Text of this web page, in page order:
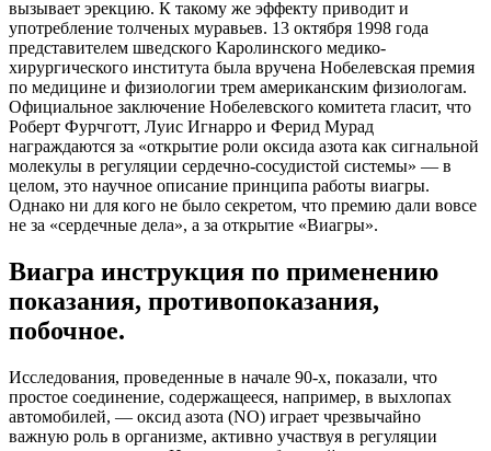
вызывает эрекцию. К такому же эффекту приводит и
употребление толченых муравьев. 13 октября 1998 года
представителем шведского Каролинского медико-
хирургического института была вручена Нобелевская премия
по медицине и физиологии трем американским физиологам.
Официальное заключение Нобелевского комитета гласит, что
Роберт Фурчготт, Луис Игнарро и Ферид Мурад
награждаются за «открытие роли оксида азота как сигнальной
молекулы в регуляции сердечно-сосудистой системы» — в
целом, это научное описание принципа работы виагры.
Однако ни для кого не было секретом, что премию дали вовсе
не за «сердечные дела», а за открытие «Виагры».
Виагра инструкция по применению
показания, противопоказания,
побочное.
Исследования, проведенные в начале 90-х, показали, что
простое соединение, содержащееся, например, в выхлопах
автомобилей, — оксид азота (NO) играет чрезвычайно
важную роль в организме, активно участвуя в регуляции